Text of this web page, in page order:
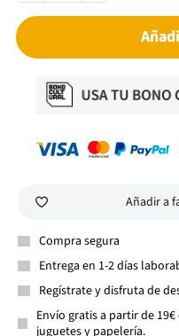
Añadir a
Compra segura
Entrega en 1-2 días
Regístrate y disfruta de
Envío gratis a partir de
juguetes y papelería.